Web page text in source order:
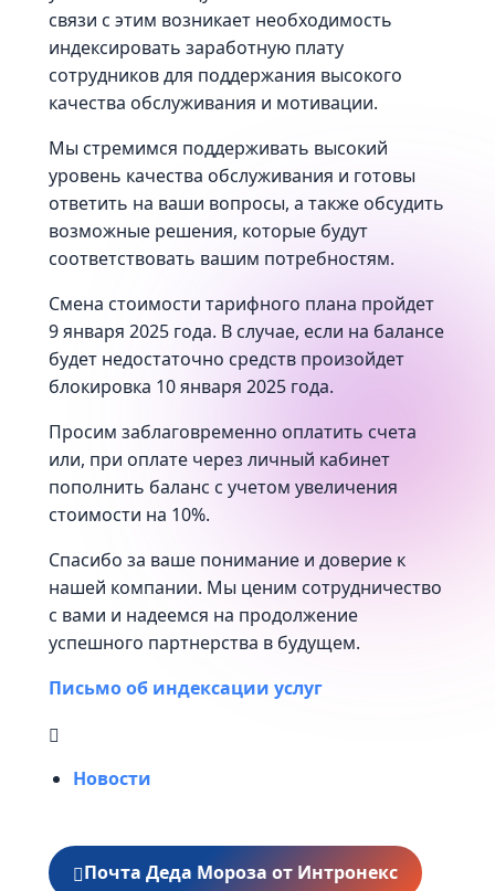
связи с этим возникает необходимость
индексировать заработную плату
сотрудников для поддержания высокого
качества обслуживания и мотивации.
Мы стремимся поддерживать высокий
уровень качества обслуживания и готовы
ответить на ваши вопросы, а также обсудить
возможные решения, которые будут
соответствовать вашим потребностям.
Смена стоимости тарифного плана пройдет
9 января 2025 года. В случае, если на балансе
будет недостаточно средств произойдет
блокировка 10 января 2025 года.
Просим заблаговременно оплатить счета
или, при оплате через личный кабинет
пополнить баланс с учетом увеличения
стоимости на 10%.
Спасибо за ваше понимание и доверие к
нашей компании. Мы ценим сотрудничество
с вами и надеемся на продолжение
успешного партнерства в будущем.
Письмо об индексации услуг
Новости
Почта Деда Мороза от Интронекс